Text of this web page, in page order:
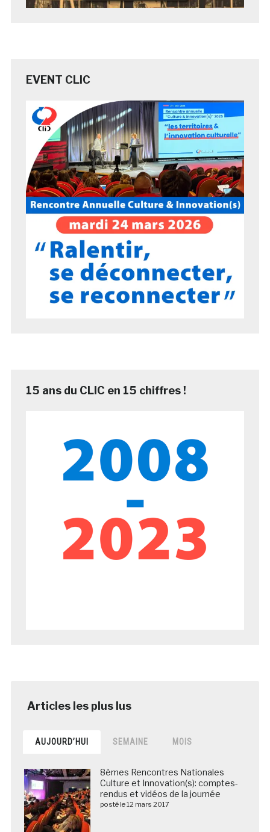
EVENT CLIC
15 ans du CLIC en 15 chiffres !
AUJOURD’HUI SEMAINE MOIS
8èmes Rencontres Nationales
Culture et Innovation(s): comptes-
rendus et vidéos de la journée
posté le 12 mars 2017